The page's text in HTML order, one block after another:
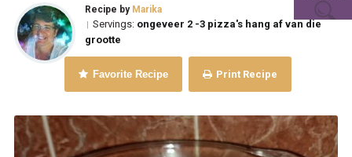
Recipe by Marika
| Servings: ongeveer 2 -3 pizza's hang af van die
grootte
Favorite Recipe Print Recipe